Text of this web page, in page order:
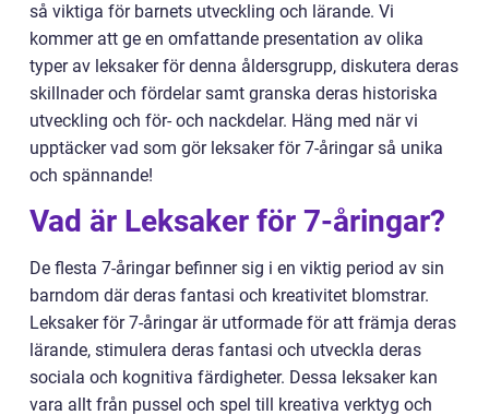
så viktiga för barnets utveckling och lärande. Vi
kommer att ge en omfattande presentation av olika
typer av leksaker för denna åldersgrupp, diskutera deras
skillnader och fördelar samt granska deras historiska
utveckling och för- och nackdelar. Häng med när vi
upptäcker vad som gör leksaker för 7-åringar så unika
och spännande!
Vad är Leksaker för 7-åringar?
De flesta 7-åringar befinner sig i en viktig period av sin
barndom där deras fantasi och kreativitet blomstrar.
Leksaker för 7-åringar är utformade för att främja deras
lärande, stimulera deras fantasi och utveckla deras
sociala och kognitiva färdigheter. Dessa leksaker kan
vara allt från pussel och spel till kreativa verktyg och